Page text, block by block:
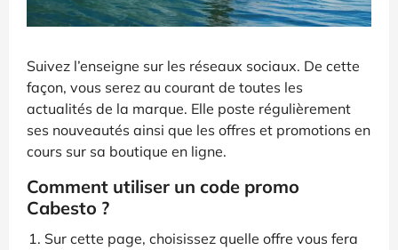
Suivez l’enseigne sur les réseaux sociaux. De cette
façon, vous serez au courant de toutes les
actualités de la marque. Elle poste régulièrement
ses nouveautés ainsi que les offres et promotions en
cours sur sa boutique en ligne.
Comment utiliser un code promo
Cabesto ?
Sur cette page, choisissez quelle offre vous fera